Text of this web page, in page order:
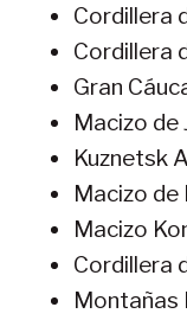
Cordillera
Cordillera
Gran
Macizo de
Kuznetsk
Macizo de
Macizo
Cordillera
Montañas